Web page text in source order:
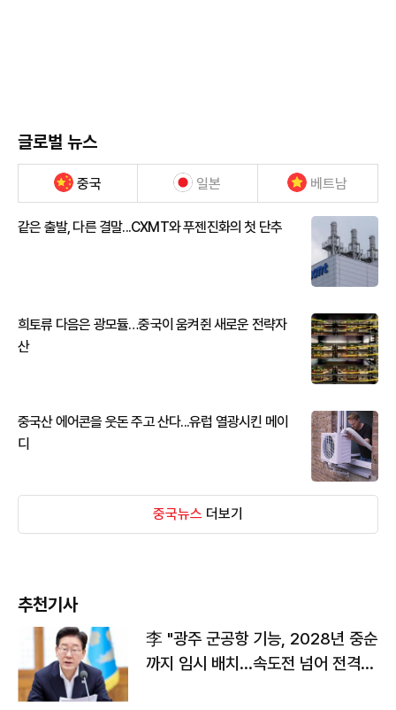
글로벌 뉴스
중국 일본 베트남
같은 출발, 다른 결말...CXMT와 푸젠진화의 첫 단추
희토류 다음은 광모듈…중국이 움켜쥔 새로운 전략자
산
중국산 에어콘을 웃돈 주고 산다...유럽 열광시킨 메이
디
중국뉴스 더보기
추천기사
李 "광주 군공항 기능, 2028년 중순
까지 임시 배치…속도전 넘어 전격